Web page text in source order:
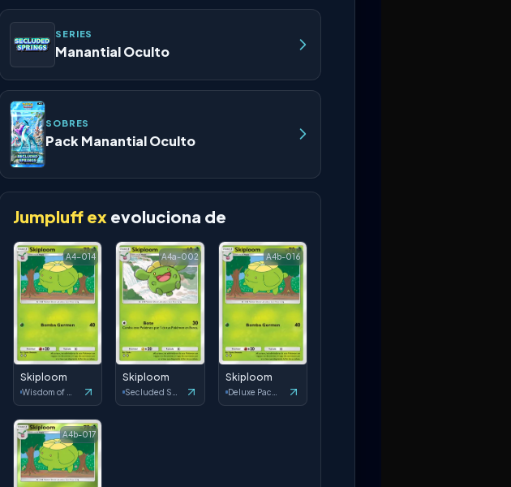
SERIES
Manantial Oculto
SOBRES
Pack Manantial Oculto
Jumpluff ex evoluciona de
A4-014
Skiploom
A4a-002
Skiploom
A4b-016
Skiploom
A4b-017